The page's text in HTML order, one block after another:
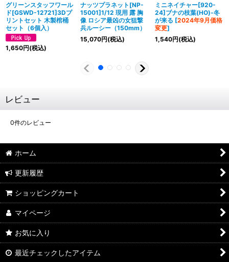
グリーンスタッフワール
ド[GSWD-12721]3Dプ
リントセット 木製棺桶
セット（6個入）
1,650円(税込)
ナッツプラネット[NP-
15001]1/12 現用 露 胸
像 ロシア最凶の女狙撃
兵ルーシー（150mm）
15,070円(税込)
ミニネイチャー[920-
24]ブナの枝葉(HO)-冬
が来る [2024年9月価格
変更]
1,540円(税込)
レビュー
0件のレビュー
ホーム
更新履歴
ショッピングカート
マイページ
お気に入り
最近チェックしたアイテム